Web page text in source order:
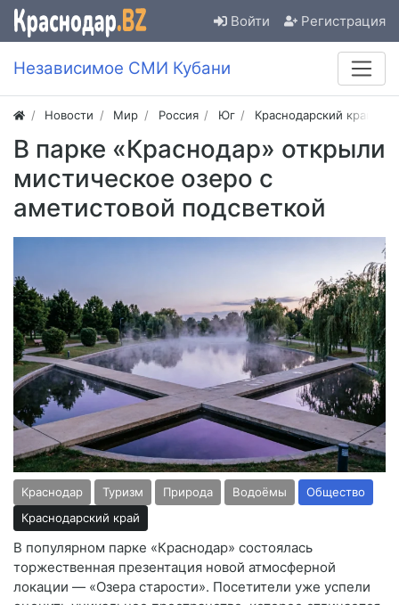
Войти Регистрация
Независимое СМИ Кубани
Новости Мир Россия Юг Краснодарский край
В парке «Краснодар» открыли
мистическое озеро с
аметистовой подсветкой
Краснодар Туризм Природа Водоёмы
Общество
Краснодарский край
В популярном парке «Краснодар» состоялась
торжественная презентация новой атмосферной
локации — «Озера старости». Посетители уже успели